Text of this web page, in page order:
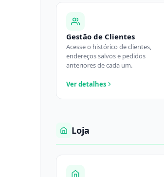
Gestão de Clientes
Acesse o histórico de clientes,
endereços salvos e pedidos
anteriores de cada um.
Ver detalhes
Loja